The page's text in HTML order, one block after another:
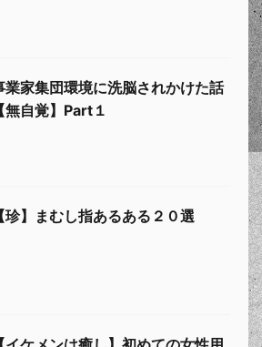
業家集団環境に洗脳されかけた話
【無自覚】Part１
【珍】まむし指あるある２０選